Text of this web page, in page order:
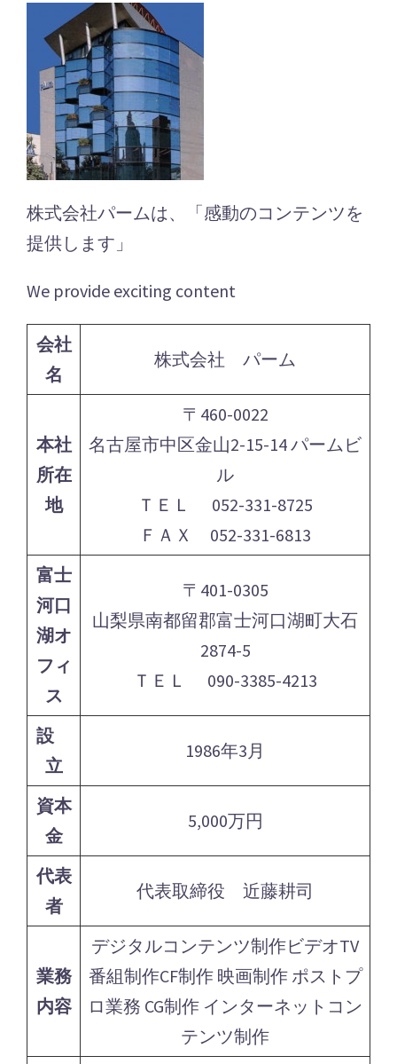
株式会社パームは、「感動のコンテンツを
提供します」
We provide exciting content
会社
名
株式会社 パーム
本社
所在
地
〒460-0022
名古屋市中区金山2-15-14 パームビ
ル
ＴＥＬ 052-331-8725
ＦＡＸ 052-331-6813
富士
河口
湖オ
フィ
ス
〒401-0305
山梨県南都留郡富士河口湖町大石
2874-5
ＴＥＬ 090-3385-4213
設
立
1986年3月
資本
金
5,000万円
代表
者
代表取締役 近藤耕司
業務
内容
デジタルコンテンツ制作ビデオTV
番組制作CF制作 映画制作 ポストプ
ロ業務 CG制作 インターネットコン
テンツ制作